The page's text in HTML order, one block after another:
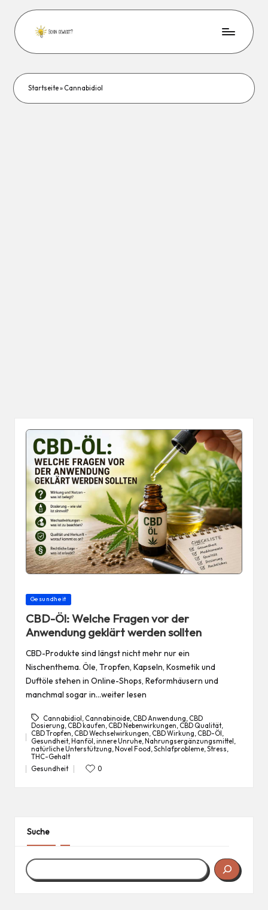
Startseite» Cannabidiol
Posted
Gesundheit
CBD-Öl: Welche Fragen vor der
Anwendung geklärt werden sollten
CBD-Produkte sind längst nicht mehr nur ein
Nischenthema. Öle, Tropfen, Kapseln, Kosmetik und
Duftöle stehen in Online-Shops, Reformhäusern und
manchmal sogar in…weiter lesen
Tags:
Cannabidiol Cannabinoide, CBD Anwendung CBD
Dosierung, CBD kaufen, CBD Nebenwirkungen, CBD Qualität,
CBD Tropfen, CBD Wechselwirkungen, CBD Wirkung, CBD-Öl ,
Gesundheit, Hanföl ,innere Unruhe, Nahrungsergänzungsmittel ,
natürliche Unterstützung, Novel Food ,Schlafprobleme,Stress,
THC-Gehalt
Posted
Gesundheit 0
Suche